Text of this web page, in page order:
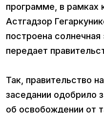
программе, в рамках
Астгадзор
построена солнечная
передает
Так, правительство
заседании одобрило
об освобождении от